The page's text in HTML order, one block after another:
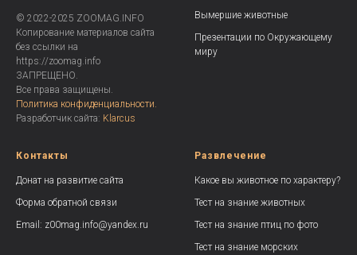
© 2022-2025 ZOOMAG.INFO
Копирование материалов сайта
без ссылки на
https://zoomag.info
ЗАПРЕЩЕНО.
Все права защищены.
Политика конфиденциальности.
Разработчик сайта: Klarcus
Вымершие животные
Презентации по Окружающему
миру
Контакты
Донат на развитие сайта
Форма обратной связи
Email: z00mag.info@yandex.ru
Развлечение
Какое вы животное по характеру?
Тест на знание животных
Тест на знание птиц по фото
Тест на знание морских